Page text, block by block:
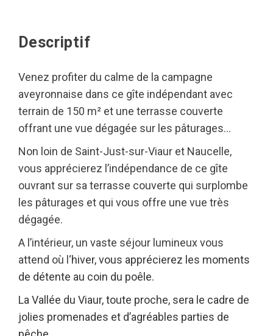
Descriptif
Venez profiter du calme de la campagne
aveyronnaise dans ce gîte indépendant avec
terrain de 150 m² et une terrasse couverte
offrant une vue dégagée sur les pâturages…
Non loin de Saint-Just-sur-Viaur et Naucelle,
vous apprécierez l’indépendance de ce gîte
ouvrant sur sa terrasse couverte qui surplombe
les pâturages et qui vous offre une vue très
dégagée.
A l’intérieur, un vaste séjour lumineux vous
attend où l ‘hiver, vous apprécierez les moments
de détente au coin du poêle.
La Vallée du Viaur, toute proche, sera le cadre de
jolies promenades et d’agréables parties de